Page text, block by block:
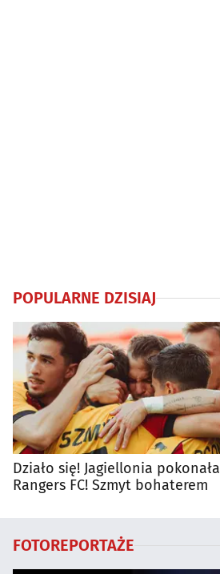
POPULARNE DZISIAJ
Działo się! Jagiellonia pokonała
Rangers FC! Szmyt bohaterem
FOTOREPORTAŻE